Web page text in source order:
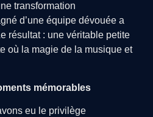
transformation
d’une équipe dévouée a
résultat : une véritable petite
où la magie de la musique et
mémorables
eu le privilège